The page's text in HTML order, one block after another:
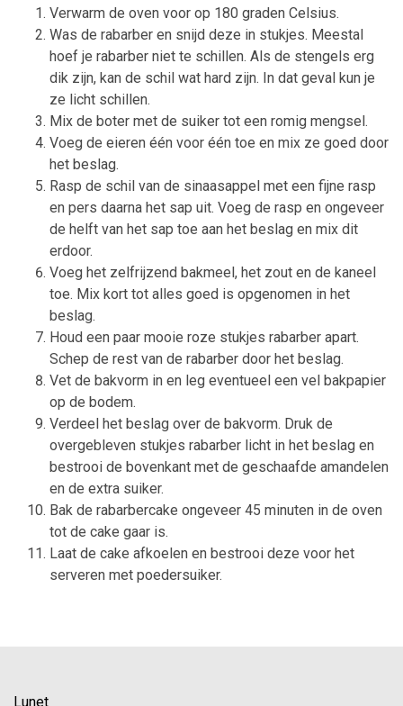
Verwarm de oven voor op 180 graden Celsius.
Was de rabarber en snijd deze in stukjes. Meestal
hoef je rabarber niet te schillen. Als de stengels erg
dik zijn, kan de schil wat hard zijn. In dat geval kun je
ze licht schillen.
Mix de boter met de suiker tot een romig mengsel.
Voeg de eieren één voor één toe en mix ze goed door
het beslag.
Rasp de schil van de sinaasappel met een fijne rasp
en pers daarna het sap uit. Voeg de rasp en ongeveer
de helft van het sap toe aan het beslag en mix dit
erdoor.
Voeg het zelfrijzend bakmeel, het zout en de kaneel
toe. Mix kort tot alles goed is opgenomen in het
beslag.
Houd een paar mooie roze stukjes rabarber apart.
Schep de rest van de rabarber door het beslag.
Vet de bakvorm in en leg eventueel een vel bakpapier
op de bodem.
Verdeel het beslag over de bakvorm. Druk de
overgebleven stukjes rabarber licht in het beslag en
bestrooi de bovenkant met de geschaafde amandelen
en de extra suiker.
Bak de rabarbercake ongeveer 45 minuten in de oven
tot de cake gaar is.
Laat de cake afkoelen en bestrooi deze voor het
serveren met poedersuiker.
Lunet